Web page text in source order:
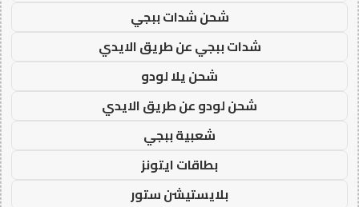
شحن شدات ببجي
شدات ببجي عن طريق الايدي
شحن يلا لودو
شحن لودو عن طريق الايدي
شعبية ببجي
بطاقات ايتونز
بلايستيشن ستور